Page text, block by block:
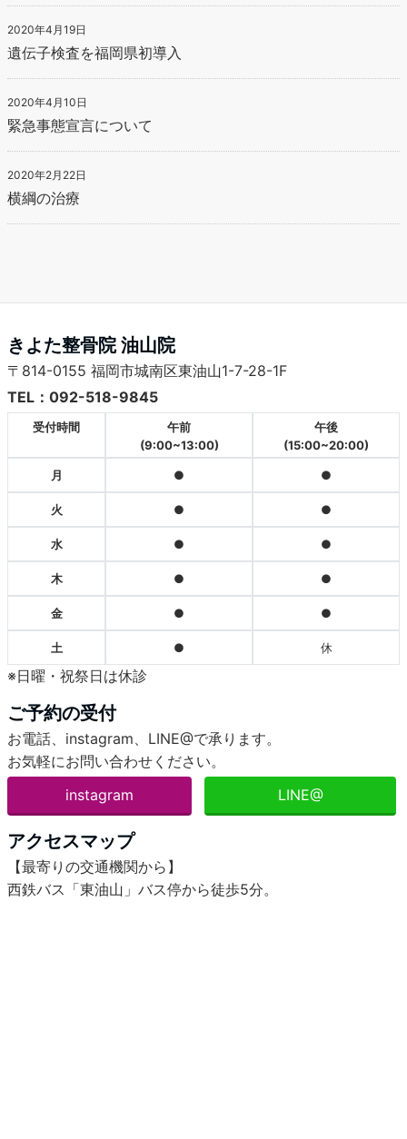
2020年4月19日
遺伝子検査を福岡県初導入
2020年4月10日
緊急事態宣言について
2020年2月22日
横綱の治療
きよた整骨院 油山院
〒814-0155 福岡市城南区東油山1-7-28-1F
TEL：092-518-9845
受付時間
月
火
水
木
金
土
午前
(9:00~13:00)
●
●
●
●
●
●
午後
(15:00~20:00)
●
●
●
●
●
休
※日曜・祝祭日は休診
ご予約の受付
お電話、instagram、LINE@で承ります。
お気軽にお問い合わせください。
instagram
LINE@
アクセスマップ
【最寄りの交通機関から】
西鉄バス「東油山」バス停から徒歩5分。